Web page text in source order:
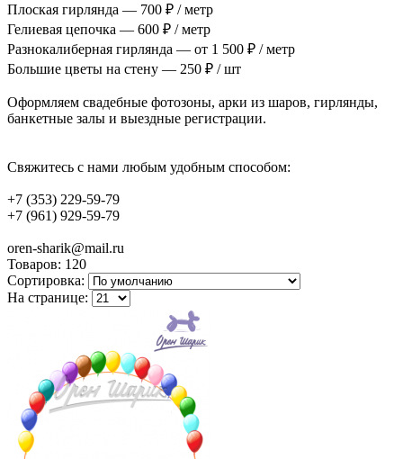
Плоская гирлянда — 700 ₽ / метр
Гелиевая цепочка — 600 ₽ / метр
Разнокалиберная гирлянда — от 1 500 ₽ / метр
Большие цветы на стену — 250 ₽ / шт
Оформляем свадебные фотозоны, арки из шаров, гирлянды,
банкетные залы и выездные регистрации.
Свяжитесь с нами любым удобным способом:
+7 (353) 229-59-79
+7 (961) 929-59-79
oren-sharik@mail.ru
Товаров: 120
Сортировка:
На странице: